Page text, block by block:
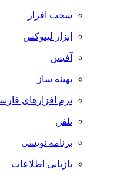
سخت افزار
ابزار لینوکس
آفیس
بهینه ساز
نرم افزارهای فارسی
تلفن
برنامه نویسی
بازیابی اطلاعات